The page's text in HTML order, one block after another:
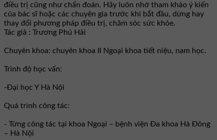
điều trị cũng như chẩn đoán. Hãy luôn nhớ tham khảo ý kiến
của bác sĩ hoặc các chuyên gia trước khi bắt đầu, dừng hay
thay đổi phương pháp điều trị, chăm sóc sức khỏe.
Tác giả : Trương Phú Hải
Chuyên khoa: chuyên khoa II Ngoại khoa tiết niệu, nam học.
Trình độ học vấn:
-Đại học Y Hà Nội
Quá trình công tác:
- Từng công tác tại khoa Ngoại – bệnh viện Đa khoa Hà Đông
– Hà Nội